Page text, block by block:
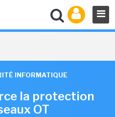
INFORMATIQUE
la protection
OT